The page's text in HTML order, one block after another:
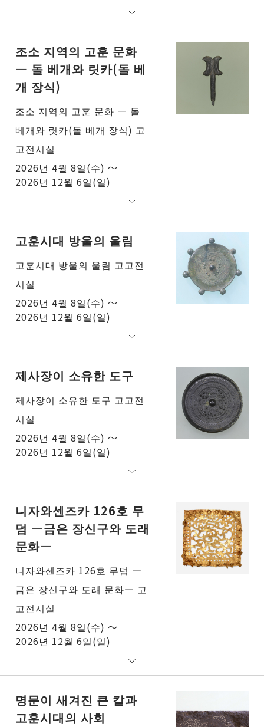
조소 지역의 고훈 문화
― 돌 베개와 릿카(돌 베
개 장식)
조소 지역의 고훈 문화 ― 돌
베개와 릿카(돌 베개 장식) 고
고전시실
2026년 4월 8일(수) ～
2026년 12월 6일(일)
고훈시대 방울의 울림
고훈시대 방울의 울림 고고전
시실
2026년 4월 8일(수) ～
2026년 12월 6일(일)
제사장이 소유한 도구
제사장이 소유한 도구 고고전
시실
2026년 4월 8일(수) ～
2026년 12월 6일(일)
니자와센즈카 126호 무
덤 ―금은 장신구와 도래
문화―
니자와센즈카 126호 무덤 ―
금은 장신구와 도래 문화― 고
고전시실
2026년 4월 8일(수) ～
2026년 12월 6일(일)
명문이 새겨진 큰 칼과
고훈시대의 사회